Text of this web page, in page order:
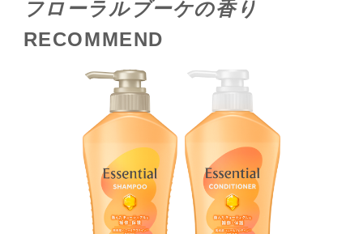
フローラルブーケの香り
RECOMMEND